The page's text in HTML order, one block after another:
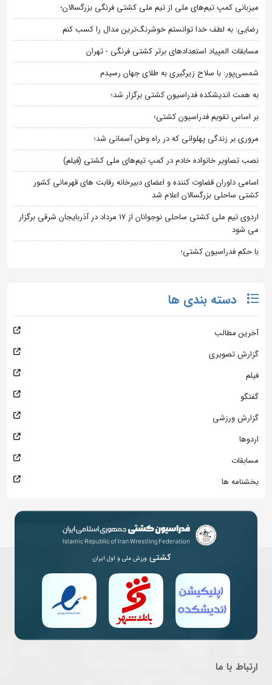
میزبانی کمپ تیم‌های ملی از تیم ملی کشتی فرنگی بزرگسالان؛
رضایی: به لطف خدا توانستم خوشرنگ‌ترین مدال را کسب کنم
مسابقات المپیاد استعدادهای برتر کشتی فرنگی - تهران
شمسی‌پور: با سلاح زیرگیری به طلای جهان رسیدم
به همت اندیشکده فدراسیون کشتی برگزار شد؛
بر اساس تقویم فدراسیون کشتی؛
مروری بر زندگی پهلوانی که در راه وطن آسمانی شد؛
نصب تصاویر خانواده خادم در کمپ تیم‌های ملی کشتی (فیلم)
اسامی داوران قضاوت کننده و اعضای دبیرخانه رقابت های قهرمانی کشور
کشتی ساحلی بزرگسالان اعلام شد
اردوی تیم ملی کشتی ساحلی نوجوانان از 17 مرداد در آذربایجان شرقی برگزار
می شود
با حکم فدراسیون کشتی؛
دسته بندی ها
آخرین مطالب
گزارش تصویری
فیلم
گفتگو
گزارش ورزشی
اردوها
مسابقات
بخشنامه ها
کشتی ورزش ملی و اول ایران
ارتباط با ما